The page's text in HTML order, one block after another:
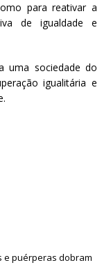
para reativar a
de igualdade e
uma sociedade do
igualitária e
e puérperas dobram